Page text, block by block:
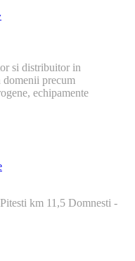
si distribuitor in
precum
echipamente
km 11,5 Domnesti -